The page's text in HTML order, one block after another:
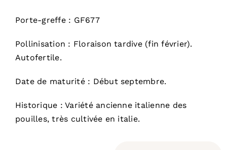
Porte-greffe : GF677
Pollinisation : Floraison tardive (fin février).
Autofertile.
Date de maturité : Début septembre.
Historique : Variété ancienne italienne des
pouilles, très cultivée en italie.